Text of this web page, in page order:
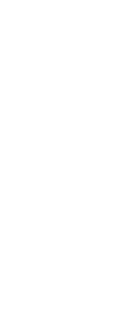
conformité avec les